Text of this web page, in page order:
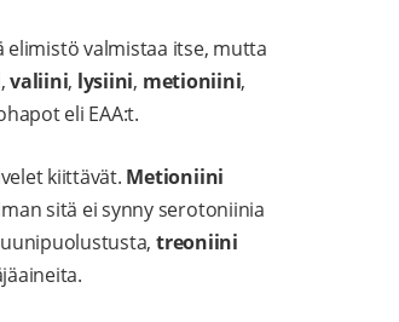
valmistaa itse, mutta
,valiini, lysiini, metioniini,
eli EAA:t.
kiittävät. Metioniini
sitä ei synny serotoniinia
treoniini